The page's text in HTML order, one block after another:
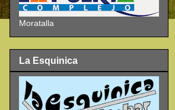
Moratalla
La Esquinica